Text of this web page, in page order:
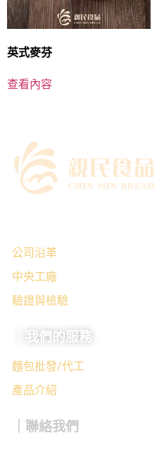
英式麥芬
查看內容
公司沿革
中央工廠
驗證與檢驗
｜我們的服務
麵包批發/代工
產品介紹
｜聯絡我們